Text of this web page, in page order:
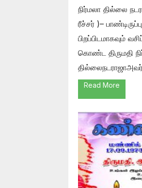
நிர்மலா தில்லை
ரீச்சர் )–
பிறப்பிடமாகவும்
கொண்ட திருமதி
Read More